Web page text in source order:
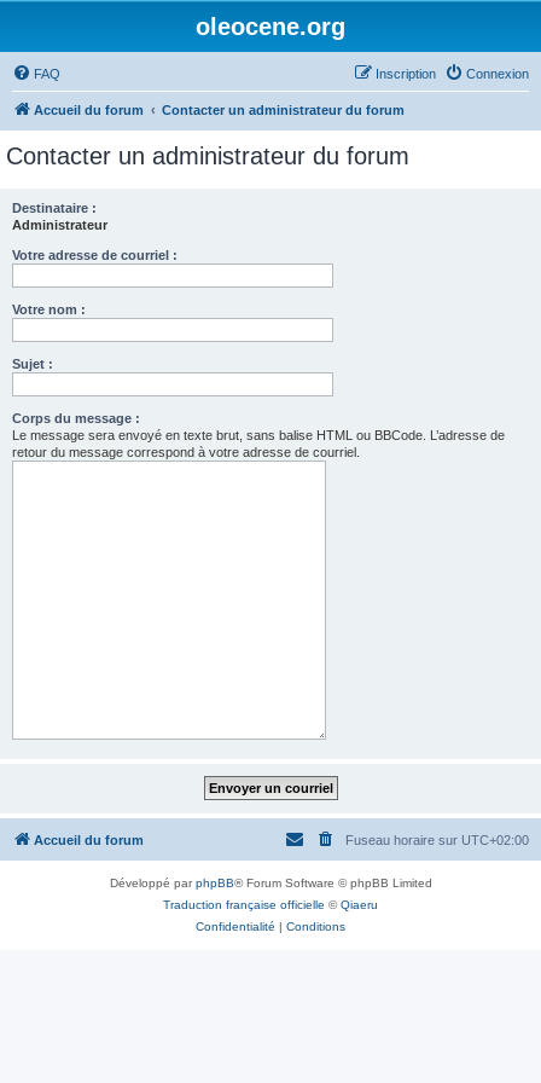
oleocene.org
FAQ Connexion
Inscription
Accueil du forum Contacter un administrateur du forum
Contacter un administrateur du forum
Destinataire :
Administrateur
Votre adresse de courriel :
Votre nom :
Sujet :
Corps du message :
Le message sera envoyé en texte brut, sans balise HTML ou BBCode. L’adresse de
retour du message correspond à votre adresse de courriel.
Accueil du forum Fuseau horaire sur UTC+02:00
Développé parphpBB® Forum Software © phpBB Limited
Traduction française officielle ©Qiaeru
Confidentialité | Conditions